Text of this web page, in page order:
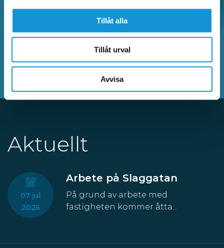
Tillåt alla
Tillåt urval
Avvisa
SÖK BLAND VANLIGA FRÅGOR
Aktuellt
07 jul
2026
Arbete på Slaggatan
På grund av arbete med
fastigheten kommer åtta
nordöstra sidan av Slaggatan